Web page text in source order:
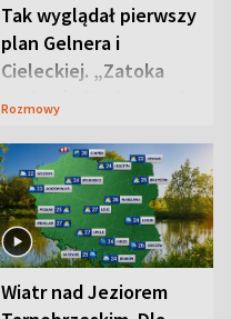
Tak wyglądał pierwszy
plan Gelnera i
Cieleckiej. „Zatoka
szpiegów” od razu ich
Rozmowy
Wiatr nad Jeziorem